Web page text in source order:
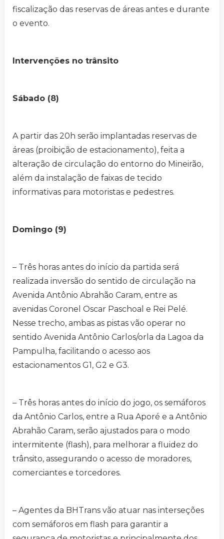
fiscalização das reservas de áreas antes e durante
o evento.
Intervenções no trânsito
Sábado (8)
A partir das 20h serão implantadas reservas de
áreas (proibição de estacionamento), feita a
alteração de circulação do entorno do Mineirão,
além da instalação de faixas de tecido
informativas para motoristas e pedestres.
Domingo (9)
– Três horas antes do início da partida será
realizada inversão do sentido de circulação na
Avenida Antônio Abrahão Caram, entre as
avenidas Coronel Oscar Paschoal e Rei Pelé.
Nesse trecho, ambas as pistas vão operar no
sentido Avenida Antônio Carlos/orla da Lagoa da
Pampulha, facilitando o acesso aos
estacionamentos G1, G2 e G3.
– Três horas antes do início do jogo, os semáforos
da Antônio Carlos, entre a Rua Aporé e a Antônio
Abrahão Caram, serão ajustados para o modo
intermitente (flash), para melhorar a fluidez do
trânsito, assegurando o acesso de moradores,
comerciantes e torcedores.
– Agentes da BHTrans vão atuar nas interseções
com semáforos em flash para garantir a